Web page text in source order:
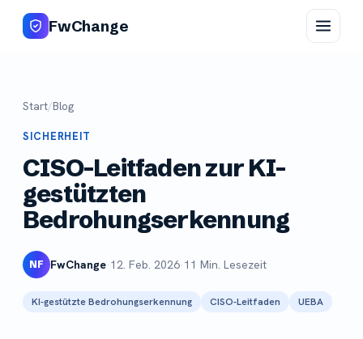
FwChange
Start/Blog
SICHERHEIT
CISO-Leitfaden zur KI-
gestützten
Bedrohungserkennung
NF FwChange·12. Feb. 2026·11 Min. Lesezeit
KI-gestützte Bedrohungserkennung CISO-Leitfaden UEBA